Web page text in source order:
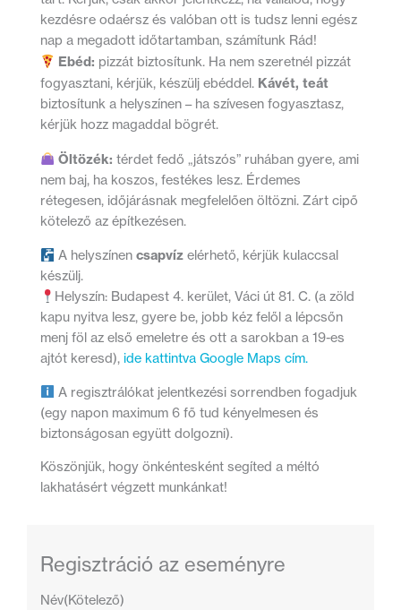
kezdésre odaérsz és valóban ott is tudsz lenni egész
nap a megadott időtartamban, számítunk Rád!
Ebéd: pizzát biztosítunk. Ha nem szeretnél pizzát
fogyasztani, kérjük, készülj ebéddel. Kávét, teát
biztosítunk a helyszínen – ha szívesen fogyasztasz,
kérjük hozz magaddal bögrét.
Öltözék: térdet fedő „játszós” ruhában gyere, ami
nem baj, ha koszos, festékes lesz. Érdemes
rétegesen, időjárásnak megfelelően öltözni. Zárt cipő
kötelező az építkezésen.
A helyszínencsapvíz elérhető, kérjük kulaccsal
készülj.
Helyszín: Budapest 4. kerület, Váci út 81. C. (a zöld
kapu nyitva lesz, gyere be, jobb kéz felől a lépcsőn
menj föl az első emeletre és ott a sarokban a 19-es
ajtót keresd),ide kattintva Google Maps cím.
A regisztrálókat jelentkezési sorrendben fogadjuk
(egy napon maximum 6 fő tud kényelmesen és
biztonságosan együtt dolgozni).
Köszönjük, hogy önkéntesként segíted a méltó
lakhatásért végzett munkánkat!
Regisztráció az eseményre
Név(Kötelező)